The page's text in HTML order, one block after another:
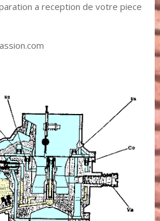
a reception de votre piece